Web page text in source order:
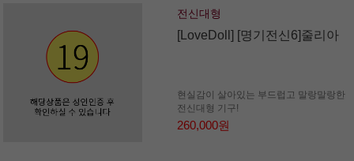
전신대형
[LoveDoll] [명기전신6]줄리아
현실감이 살아있는 부드럽고 말랑말랑한
전신대형 기구!
260,000원